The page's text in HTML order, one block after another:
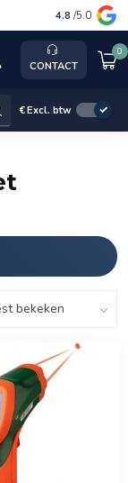
Service,
4.8 /5.0
CONTACT
0
€Excl. btw